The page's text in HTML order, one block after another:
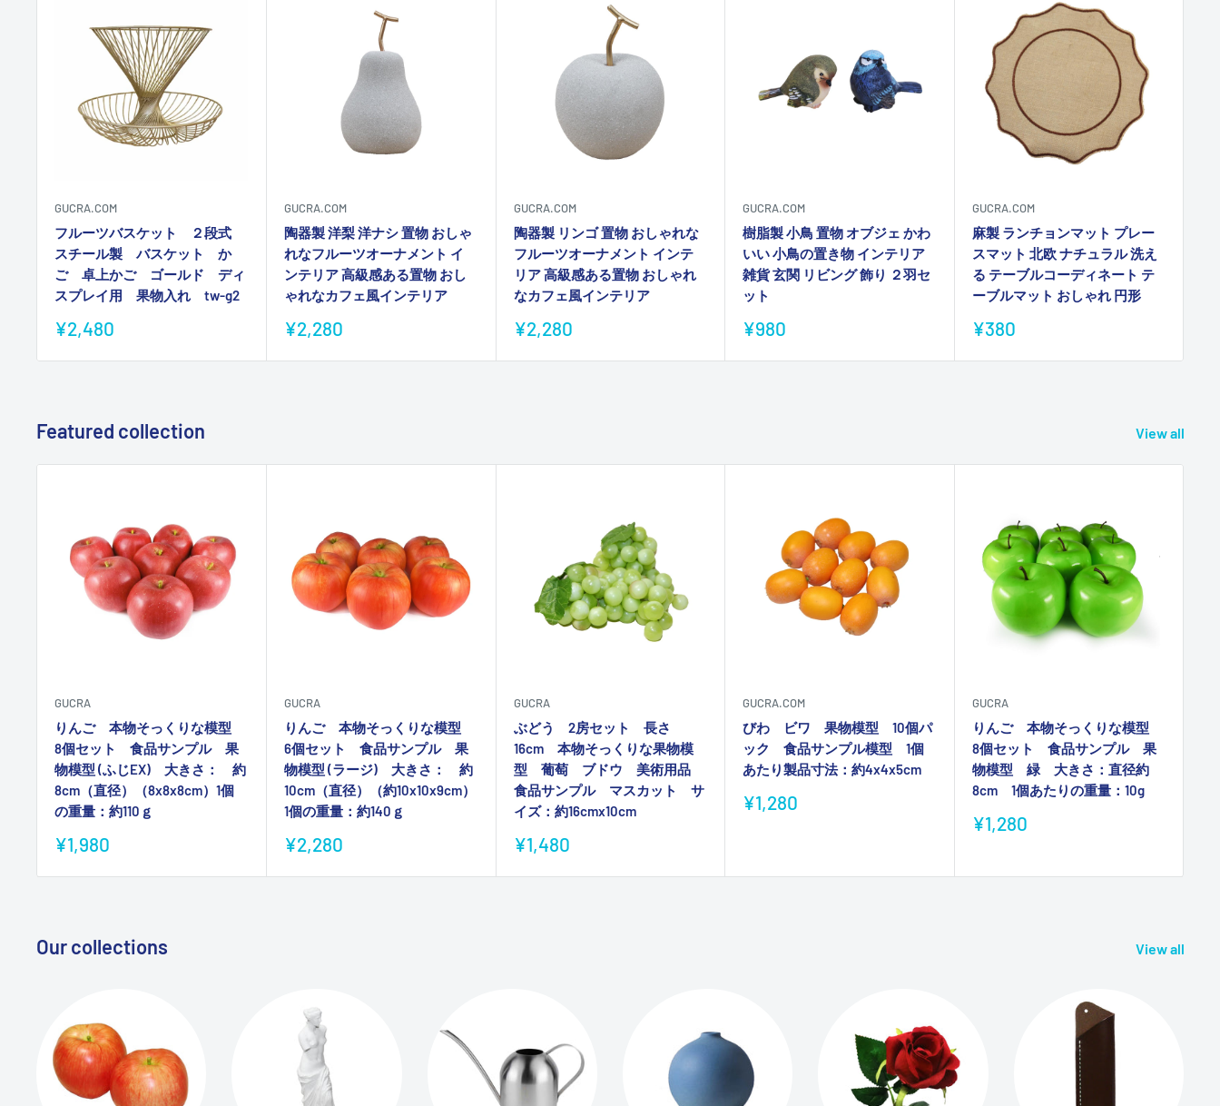
GUCRA.COM
フルーツバスケット ２段式
スチール製 バスケット か
ご 卓上かご ゴールド ディ
スプレイ用 果物入れ tw-g2
販
価
¥2,480
GUCRA.COM
陶器製 洋梨 洋ナシ 置物 おしゃ
れなフルーツオーナメント イ
ンテリア 高級感ある置物 おし
ゃれなカフェ風インテリア
販
価
¥2,280
GUCRA.COM
陶器製 リンゴ 置物 おしゃれな
フルーツオーナメント インテ
リア 高級感ある置物 おしゃれ
なカフェ風インテリア
販
価
¥2,280
GUCRA.COM
樹脂製 小鳥 置物 オブジェ かわ
いい 小鳥の置き物 インテリア
雑貨 玄関 リビング 飾り ２羽セ
ット
販
価
¥980
GUCRA.COM
麻製 ランチョンマット プレー
スマット 北欧 ナチュラル 洗え
る テーブルコーディネート テ
ーブルマット おしゃれ 円形
販
価
¥380
Featured collection View all
GUCRA
りんご 本物そっくりな模型
8個セット 食品サンプル 果
物模型 (ふじEX) 大きさ： 約
8cm（直径）（8x8x8cm）1個
の重量：約110ｇ
販
価
¥1,980
GUCRA
りんご 本物そっくりな模型
6個セット 食品サンプル 果
物模型 (ラージ) 大きさ： 約
10cm（直径）（約10x10x9cm）
1個の重量：約140ｇ
販
価
¥2,280
GUCRA
ぶどう 2房セット 長さ
16cm 本物そっくりな果物模
型 葡萄 ブドウ 美術用品
食品サンプル マスカット サ
イズ：約16cmx10cm
販
価
¥1,480
GUCRA.COM
びわ ビワ 果物模型 10個パ
ック 食品サンプル模型 1個
あたり製品寸法：約4x4x5cm
販
¥1,280
GUCRA
りんご 本物そっくりな模型
8個セット 食品サンプル 果
物模型 緑 大きさ：直径約
8cm 1個あたりの重量：10g
販
格
¥1,280
Our collections View all